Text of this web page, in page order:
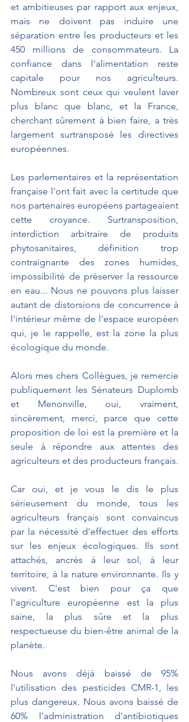
et ambitieuses par rapport aux enjeux,
mais ne doivent pas induire une
séparation entre les producteurs et les
450 millions de consommateurs. La
confiance dans l'alimentation reste
capitale pour nos agriculteurs.
Nombreux sont ceux qui veulent laver
plus blanc que blanc, et la France,
cherchant sûrement à bien faire, a très
largement surtransposé les directives
européennes.
Les parlementaires et la représentation
française l'ont fait avec la certitude que
nos partenaires européens partageaient
cette croyance. Surtransposition,
interdiction arbitraire de produits
phytosanitaires, définition trop
contraignante des zones humides,
impossibilité de préserver la ressource
en eau... Nous ne pouvons plus laisser
autant de distorsions de concurrence à
l'intérieur même de l'espace européen
qui, je le rappelle, est la zone la plus
écologique du monde.
Alors mes chers Collègues, je remercie
publiquement les Sénateurs Duplomb
et Menonville, oui, vraiment,
sincèrement, merci, parce que cette
proposition de loi est la première et la
seule à répondre aux attentes des
agriculteurs et des producteurs français.
Car oui, et je vous le dis le plus
sérieusement du monde, tous les
agriculteurs français sont convaincus
par la nécessité d'effectuer des efforts
sur les enjeux écologiques. Ils sont
attachés, ancrés à leur sol, à leur
territoire, à la nature environnante. Ils y
vivent. C'est bien pour ça que
l'agriculture européenne est la plus
saine, la plus sûre et la plus
respectueuse du bien-être animal de la
planète.
Nous avons déjà baissé de 95%
l'utilisation des pesticides CMR-1, les
plus dangereux. Nous avons baissé de
60% l'administration d'antibiotiques